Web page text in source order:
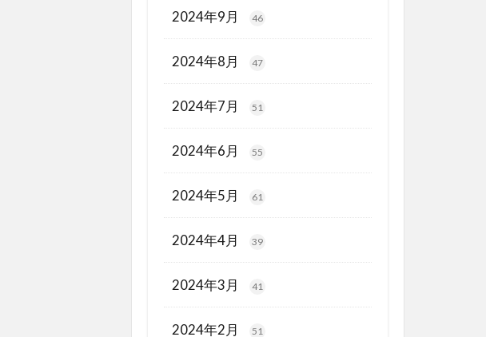
2024年9月 46
2024年8月 47
2024年7月 51
2024年6月 55
2024年5月 61
2024年4月 39
2024年3月 41
2024年2月 51